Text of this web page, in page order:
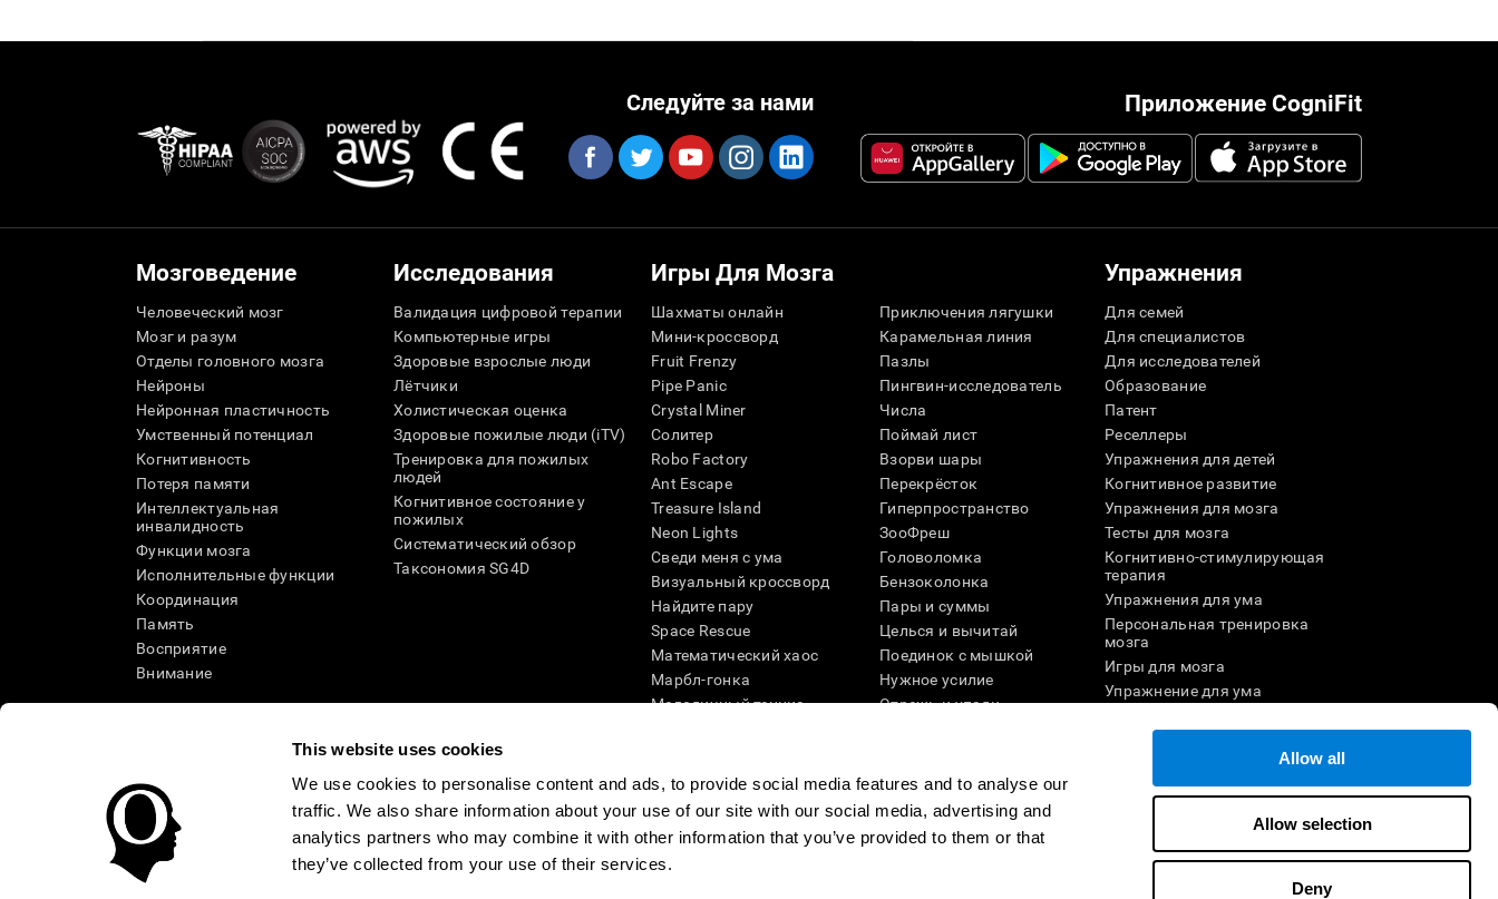
This website uses cookies
We use cookies to personalise content and ads, to provide social media features and to analyse our
traffic. We also share information about your use of our site with our social media, advertising and
analytics partners who may combine it with other information that you’ve provided to them or that
they’ve collected from your use of their services.
Allow all
Allow selection
Deny
Приложение CogniFit
Следуйте за нами
Мозговедение
Человеческий мозг
Мозг и разум
Отделы головного мозга
Нейроны
Нейронная пластичность
Умственный потенциал
Когнитивность
Потеря памяти
Интеллектуальная
инвалидность
Функции мозга
Исполнительные функции
Координация
Память
Восприятие
Внимание
Исследования
Валидация цифровой терапии
Компьютерные игры
Здоровые взрослые люди
Лётчики
Холистическая оценка
Здоровые пожилые люди (iTV)
Тренировка для пожилых
людей
Когнитивное состояние у
пожилых
Систематический обзор
Таксономия SG4D
Игры Для Мозга
Шахматы онлайн
Мини-кроссворд
Fruit Frenzy
Pipe Panic
Crystal Miner
Солитер
Robo Factory
Ant Escape
Treasure Island
Neon Lights
Сведи меня с ума
Визуальный кроссворд
Найдите пару
Space Rescue
Математический хаос
Марбл-гонка
Мелодичный теннис
Музыкальные пары
Цветовая гонка
Приключения лягушки
Карамельная линия
Пазлы
Пингвин-исследователь
Числа
Поймай лист
Взорви шары
Перекрёсток
Гиперпространство
ЗооФреш
Головоломка
Бензоколонка
Пары и суммы
Целься и вычитай
Поединок с мышкой
Нужное усилие
Отрежь и упади
Реактивное поле
Слова и птицы
Упражнения
Для семей
Для специалистов
Для исследователей
Образование
Патент
Реселлеры
Упражнения для детей
Когнитивное развитие
Упражнения для мозга
Тесты для мозга
Когнитивно-стимулирующая
терапия
Упражнения для ума
Персональная тренировка
мозга
Игры для мозга
Упражнение для ума
Понимание прочитанного
Тест на IQ